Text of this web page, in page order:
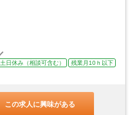
土日休み（相談可含む）
残業月10ｈ以下
この求人に興味がある